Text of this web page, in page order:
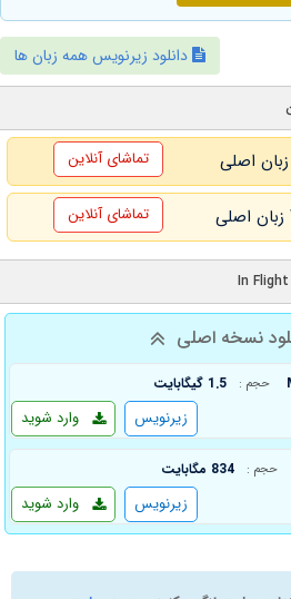
دانلود زیرنویس همه زبان ها
تماشای آنلاین
تماشای آنلاین
نسخه اصلی
حجم : 1.5 گیگابایت
وارد شوید زیرنویس
حجم : 834 مگابایت
وارد شوید زیرنویس